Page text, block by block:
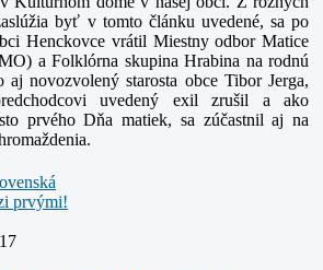
byť v tomto článku uvedené, sa po
Henckovce vrátil Miestny odbor Matice
a Folklórna skupina Hrabina na rodnú
novozvolený starosta obce Tibor Jerga,
uvedený exil zrušil a ako
prvého Dňa matiek, sa zúčastnil aj na
prvými!